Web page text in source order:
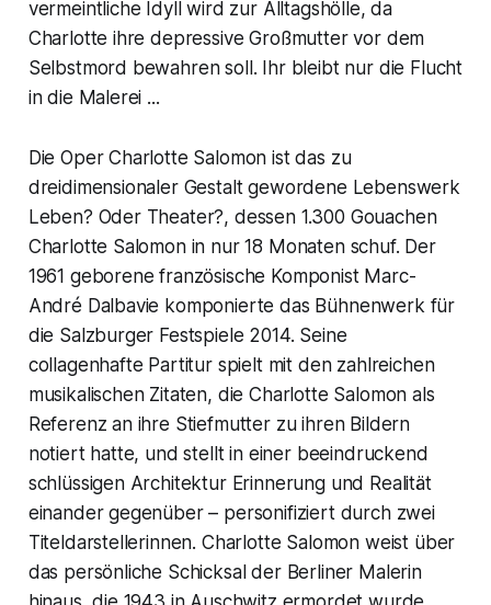
vermeintliche Idyll wird zur Alltagshölle, da
Charlotte ihre depressive Großmutter vor dem
Selbstmord bewahren soll. Ihr bleibt nur die Flucht
in die Malerei ...
Die Oper Charlotte Salomon ist das zu
dreidimensionaler Gestalt gewordene Lebenswerk
Leben? Oder Theater?, dessen 1.300 Gouachen
Charlotte Salomon in nur 18 Monaten schuf. Der
1961 geborene französische Komponist Marc-
André Dalbavie komponierte das Bühnenwerk für
die Salzburger Festspiele 2014. Seine
collagenhafte Partitur spielt mit den zahlreichen
musikalischen Zitaten, die Charlotte Salomon als
Referenz an ihre Stiefmutter zu ihren Bildern
notiert hatte, und stellt in einer beeindruckend
schlüssigen Architektur Erinnerung und Realität
einander gegenüber – personifiziert durch zwei
Titeldarstellerinnen. Charlotte Salomon weist über
das persönliche Schicksal der Berliner Malerin